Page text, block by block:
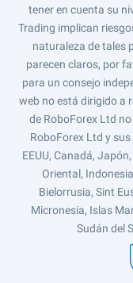
tener en cuenta su
Trading implican
naturaleza de tales
parecen claros, por
para un consejo
web no está dirigido a
de RoboForex Ltd
RoboForex Ltd y
EEUU, Canadá,
Oriental,
Bielorrusia, Sint
Micronesia, Islas
Sudán del